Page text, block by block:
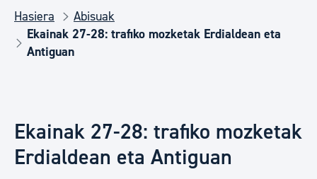
Hasiera
Abisuak
Ekainak 27-28: trafiko mozketak Erdialdean eta
Antiguan
Ekainak 27-28: trafiko mozketak
Erdialdean eta Antiguan